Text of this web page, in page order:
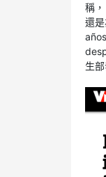
稱
還
生